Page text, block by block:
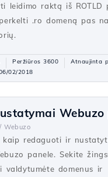
leidimo raktą iš ROTLD
.ro domeną pas
Peržiūros 3600
Atnaujinta
02/2018
Webuzo
Webuzo
kaip redaguoti ir
panele. Sekite
valdytumėte domenus ir